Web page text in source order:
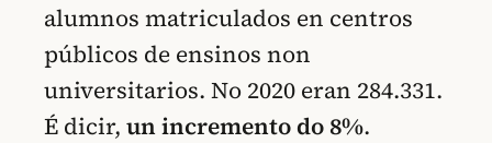
alumnos matriculados en centros
públicos de ensinos non
universitarios. No 2020 eran 284.331.
É dicir, un incremento do 8%.